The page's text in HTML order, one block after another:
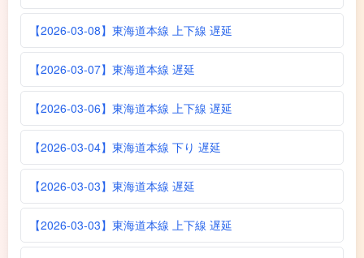
【2026-03-08】東海道本線 上下線 遅延
【2026-03-07】東海道本線 遅延
【2026-03-06】東海道本線 上下線 遅延
【2026-03-04】東海道本線 下り 遅延
【2026-03-03】東海道本線 遅延
【2026-03-03】東海道本線 上下線 遅延